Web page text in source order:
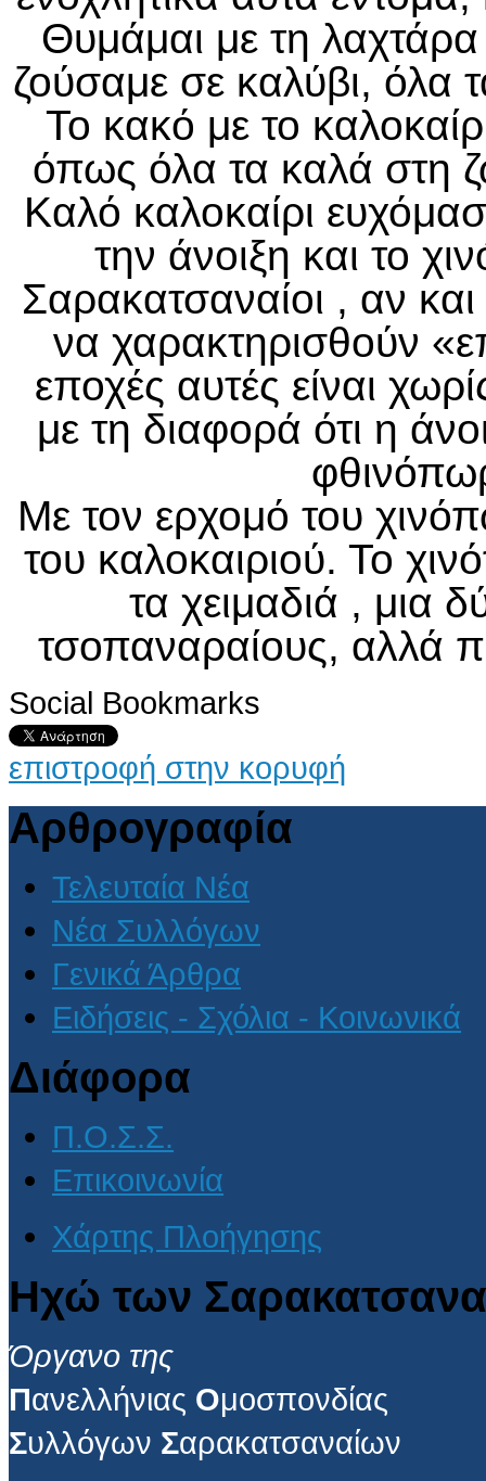
Θυμάμαι με τη
ζούσαμε σε καλύβι, όλα
Το κακό με το
όπως όλα τα καλά στη
Καλό καλοκαίρι
την άνοιξη και το
Σαρακατσαναίοι , αν
να χαρακτηρισθούν
εποχές αυτές είναι
με τη διαφορά ότι η
Με τον ερχομό του
του καλοκαιριού. Το
τα χειμαδιά , μια
τσοπαναραίους, αλλά
Social Bookmarks
επιστροφή στην κορυφή
Αρθρογραφία
Τελευταία Νέα
Νέα Συλλόγων
Γενικά Άρθρα
Ειδήσεις - Σχόλια - Κοινωνικά
Διάφορα
Π.Ο.Σ.Σ.
Επικοινωνία
Χάρτης Πλοήγησης
Ηχώ των
Όργανο της
Πανελλήνιας Ομοσπονδίας
Συλλόγων Σαρακατσαναίων